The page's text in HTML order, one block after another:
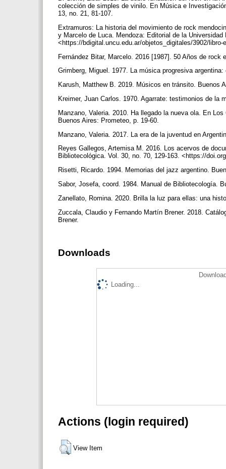
colección de simples de vinilo. En Música e
13, no. 21, 81-107.
Extramuros: La historia del movimiento de rock
y Marcelo de Luca. Mendoza: Editorial de la Universidad
<https://bdigital.uncu.edu.ar/objetos_digitales/3902/
Fernández Bitar, Marcelo. 2016 [1987]. 50 Años de
Grimberg, Miguel. 1977. La música progresiva
Karush, Matthew B. 2019. Músicos en tránsito. Buenos
Kreimer, Juan Carlos. 1970. Agarrate: testimonios de la
Manzano, Valeria. 2010. Ha llegado la nueva ola. En
Buenos Aires: Prometeo, p. 19-60.
Manzano, Valeria. 2017. La era de la juventud en
Reyes Gallegos, Artemisa M. 2016. Los acervos de
Bibliotecológica. Vol. 30, no. 70, 129-163. <https://
Risetti, Ricardo. 1994. Memorias del jazz argentino.
Sabor, Josefa, coord. 1984. Manual de Bibliotecología.
Zanellato, Romina. 2020. Brilla la luz para ellas: una
Zuccala, Claudio y Fernando Martín Brener. 2018.
Brener.
Downloads
Loading...
Actions (login required)
View Item